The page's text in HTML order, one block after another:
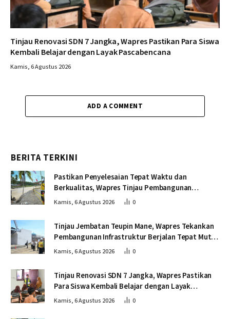
Tinjau Renovasi SDN 7 Jangka, Wapres Pastikan Para Siswa
Kembali Belajar dengan Layak Pascabencana
Kamis, 6 Agustus 2026
ADD A COMMENT
BERITA TERKINI
Pastikan Penyelesaian Tepat Waktu dan
Berkualitas, Wapres Tinjau Pembangunan
Jembatan Lumut
Kamis, 6 Agustus 2026 0
Tinjau Jembatan Teupin Mane, Wapres Tekankan
Pembangunan Infrastruktur Berjalan Tepat Mutu
dan Tepat Waktu
Kamis, 6 Agustus 2026 0
Tinjau Renovasi SDN 7 Jangka, Wapres Pastikan
Para Siswa Kembali Belajar dengan Layak
Pascabencana
Kamis, 6 Agustus 2026 0